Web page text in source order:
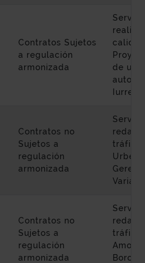
Contratos Sujetos
a regulación
armonizada
de un
Contratos no
Sujetos a
regulación
armonizada
tráfico
Contratos no
Sujetos a
regulación
armonizada
tráfico